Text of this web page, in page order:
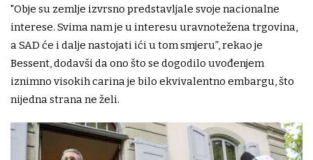
"Obje su zemlje izvrsno predstavljale svoje nacionalne
interese. Svima nam je u interesu uravnotežena trgovina,
a SAD će i dalje nastojati ići u tom smjeru”, rekao je
Bessent, dodavši da ono što se dogodilo uvođenjem
iznimno visokih carina je bilo ekvivalentno embargu, što
nijedna strana ne želi.